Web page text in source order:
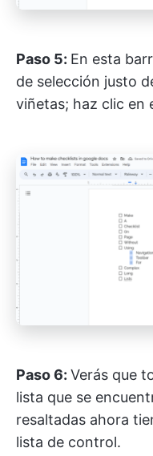
Paso 5: En esta
de selección justo
viñetas; haz clic en
Paso 6: Verás que
lista que se
resaltadas ahora
lista de control.